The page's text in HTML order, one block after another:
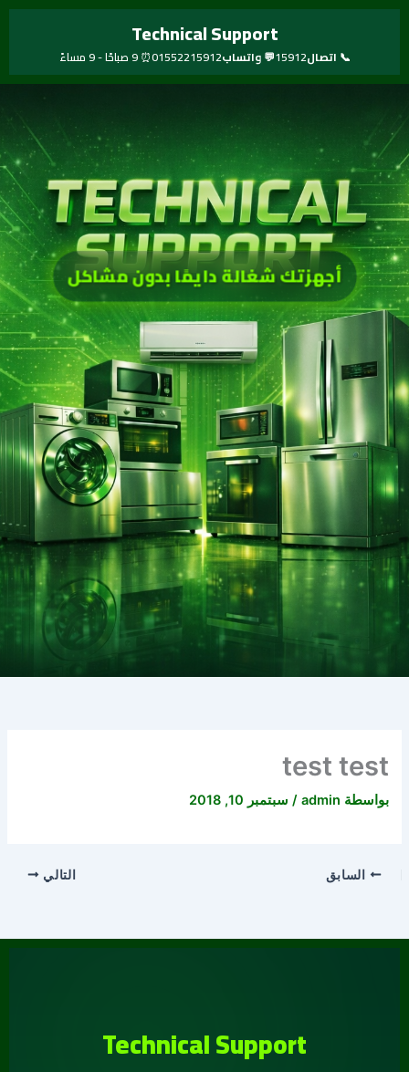
تخطي
Technical Support
📞 اتصال15912💬 واتساب01552215912⏰ 9 صباحًا - 9 مساءً
أجهزتك شغالة دايمًا بدون مشاكل
test test
بواسطة admin
/ سبتمبر 10, 2018
السابق التالي
Technical Support